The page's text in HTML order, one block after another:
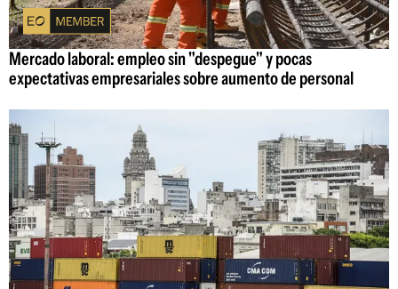
Mercado laboral: empleo sin "despegue" y pocas
expectativas empresariales sobre aumento de personal